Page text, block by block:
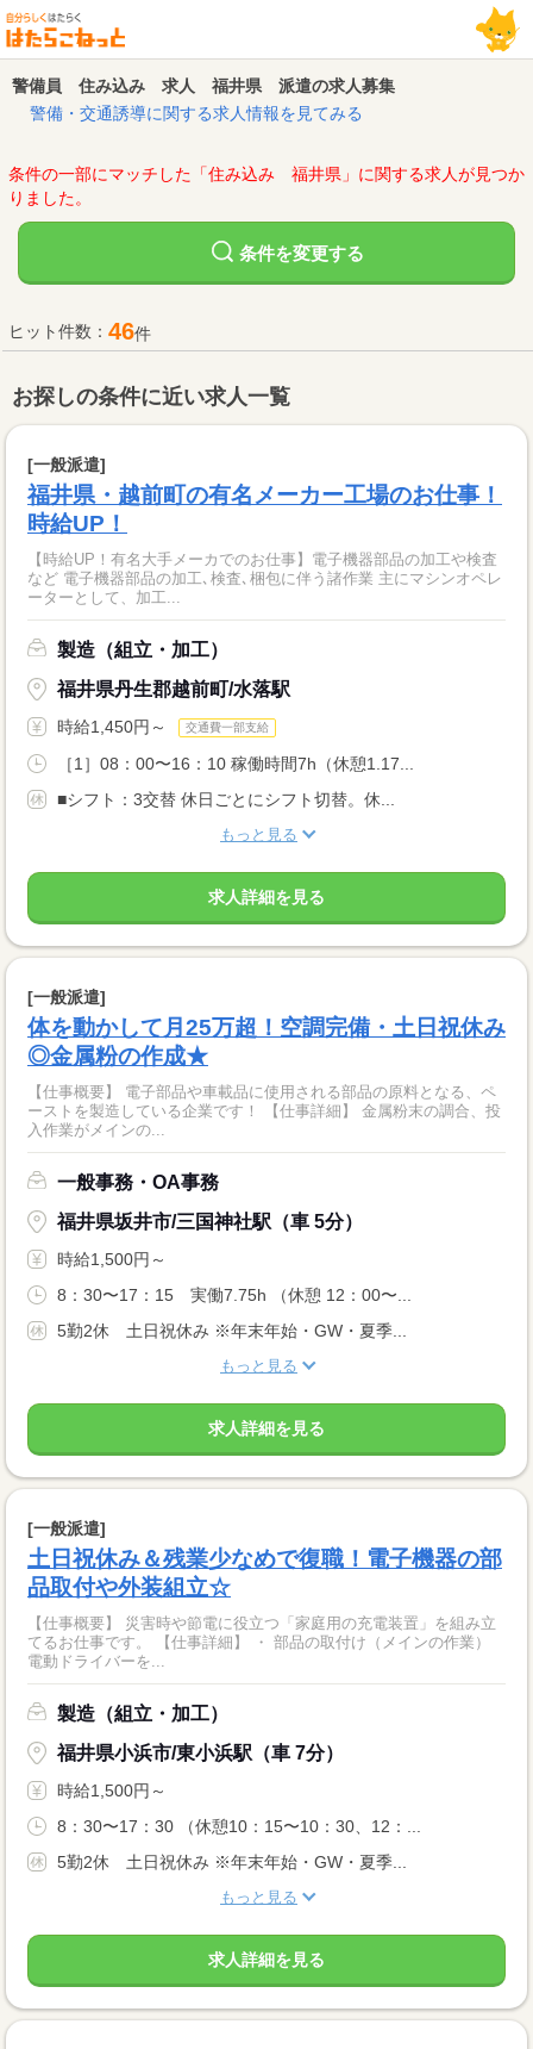
警備員 住み込み 求人 福井県 派遣の求人募集
警備・交通誘導に関する求人情報を見てみる
条件の一部にマッチした「住み込み 福井県」に関する求人が見つか
りました。
条件を変更する
ヒット件数： 46件
お探しの条件に近い求人一覧
[一般派遣]
福井県・越前町の有名メーカー工場のお仕事！
時給UP！
【時給UP！有名大手メーカでのお仕事】電子機器部品の加工や検査
など 電子機器部品の加工､検査､梱包に伴う諸作業 主にマシンオペレ
ーターとして、加工...
製造（組立・加工）
福井県丹生郡越前町/水落駅
時給1,450円～ 交通費一部支給
［1］08：00〜16：10 稼働時間7h（休憩1.17...
■シフト：3交替 休日ごとにシフト切替。休...
もっと見る
求人詳細を見る
[一般派遣]
体を動かして月25万超！空調完備・土日祝休み
◎金属粉の作成★
【仕事概要】 電子部品や車載品に使用される部品の原料となる、ペ
ーストを製造している企業です！ 【仕事詳細】 金属粉末の調合、投
入作業がメインの...
一般事務・OA事務
福井県坂井市/三国神社駅（車 5分）
時給1,500円～
8：30〜17：15 実働7.75h （休憩 12：00〜...
5勤2休 土日祝休み ※年末年始・GW・夏季...
もっと見る
求人詳細を見る
[一般派遣]
土日祝休み＆残業少なめで復職！電子機器の部
品取付や外装組立☆
【仕事概要】 災害時や節電に役立つ「家庭用の充電装置」を組み立
てるお仕事です。 【仕事詳細】 ・ 部品の取付け（メインの作業）
電動ドライバーを...
製造（組立・加工）
福井県小浜市/東小浜駅（車 7分）
時給1,500円～
8：30〜17：30 （休憩10：15〜10：30、12：...
5勤2休 土日祝休み ※年末年始・GW・夏季...
もっと見る
求人詳細を見る